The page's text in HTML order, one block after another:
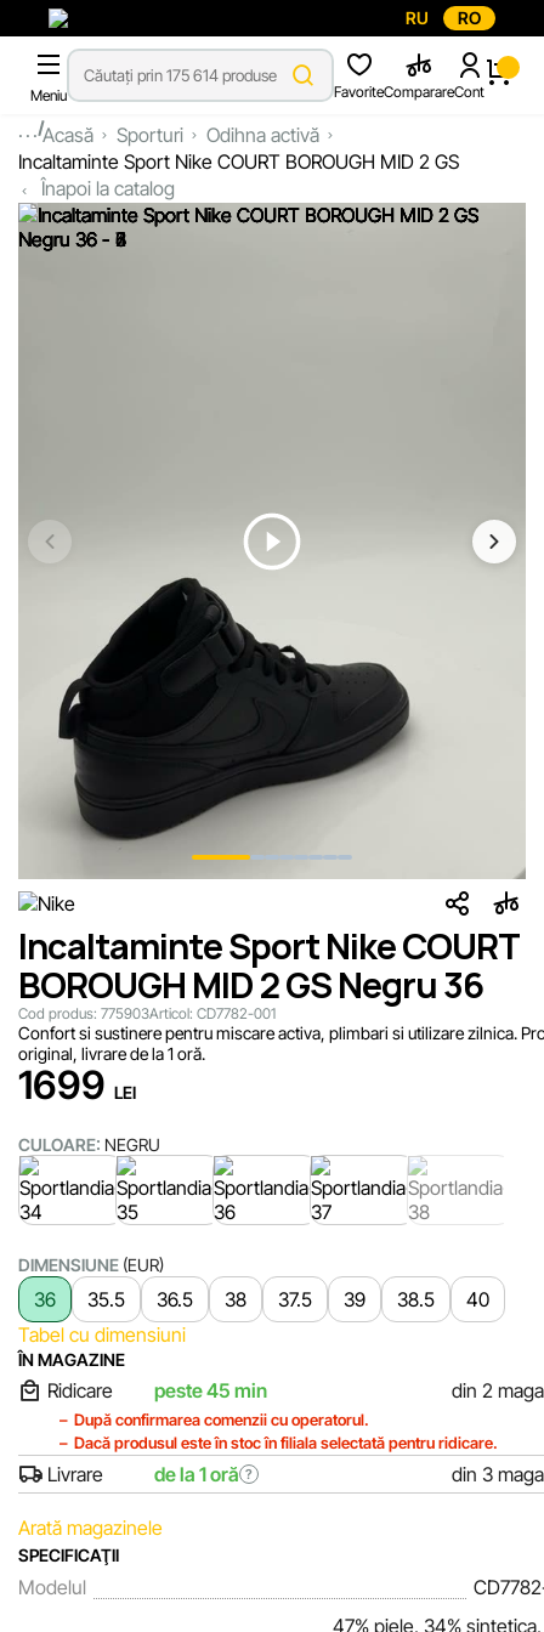
RU RO
Meniu FavoriteComparareCont
...Acasă Sporturi
Odihna activă
Incaltaminte Sport Nike COURT BOROUGH MID 2 GS
Înapoi la catalog
Incaltaminte Sport Nike COURT
BOROUGH MID 2 GS Negru 36
Cod produs: 775903Articol: CD7782-001
Confort si sustinere pentru miscare activa, plimbari si utilizare zilnica.
original, livrare de la 1 oră.
1699 LEI
CULOARE: NEGRU
DIMENSIUNE (EUR)
36 35.5 36.5 38 37.5 39 38.5
40
Tabel cu dimensiuni
ÎN MAGAZINE
Ridicare peste 45 min din 2
După confirmarea comenzii cu operatorul.
Dacă produsul este în stoc în filiala selectată pentru ridicare.
Livrare de la 1 oră ? din 3
Arată magazinele
SPECIFICAŢII
Modelul
47% piele, 34% sintetica,